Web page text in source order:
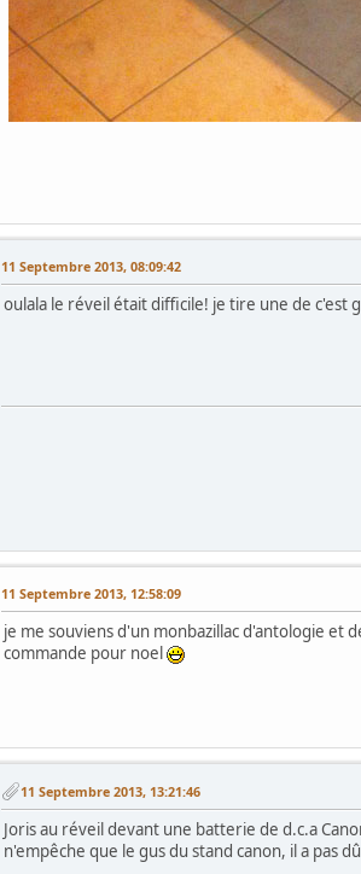
11 Septembre 2013, 08:09:42
oulala le réveil était difficile! je tire une de c'est
11 Septembre 2013, 12:58:09
je me souviens d'un monbazillac d'antologie
commande pour noel
11 Septembre 2013, 13:21:46
Joris au réveil devant une batterie de d.c.a
n'empêche que le gus du stand canon, il a pas